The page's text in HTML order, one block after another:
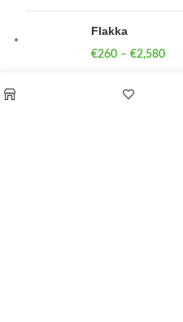
Flakka
€260 – €2,580
Vandal 200mg